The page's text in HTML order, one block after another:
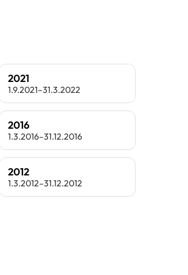
2021
1.9.2021–31.3.2022
2016
1.3.2016–31.12.2016
2012
1.3.2012–31.12.2012